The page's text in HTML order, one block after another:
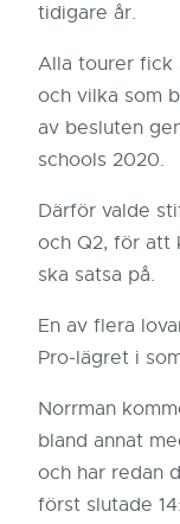
tidigare år.
Alla tourer fick
och vilka som
av besluten
schools 2020.
Därför valde
och Q2, för att
ska satsa på.
En av flera
Pro-lägret i
Norrman
bland annat
och har redan
först slutade